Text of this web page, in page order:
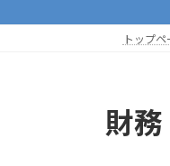
プ
動
トップペ
財